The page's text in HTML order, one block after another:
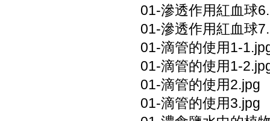
01-滲透作用紅血球
01-滲透作用紅血球
01-滴管的使用1-
01-滴管的使用1-
01-滴管的使用2.jpg
01-滴管的使用3.jpg